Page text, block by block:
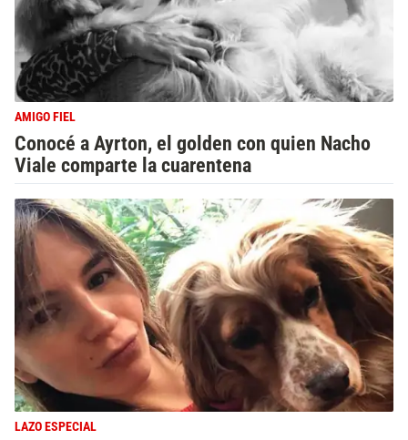
AMIGO FIEL
Conocé a Ayrton, el golden con quien Nacho
Viale comparte la cuarentena
LAZO ESPECIAL